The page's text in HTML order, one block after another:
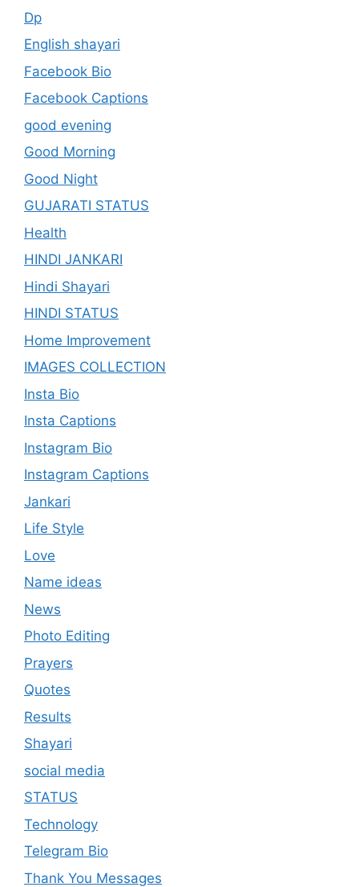
Dp
English shayari
Facebook Bio
Facebook Captions
good evening
Good Morning
Good Night
GUJARATI STATUS
Health
HINDI JANKARI
Hindi Shayari
HINDI STATUS
Home Improvement
IMAGES COLLECTION
Insta Bio
Insta Captions
Instagram Bio
Instagram Captions
Jankari
Life Style
Love
Name ideas
News
Photo Editing
Prayers
Quotes
Results
Shayari
social media
STATUS
Technology
Telegram Bio
Thank You Messages